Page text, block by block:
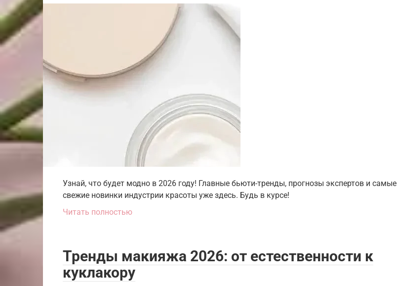
Узнай, что будет модно в 2026 году! Главные бьюти-тренды, прогнозы экспертов и самые
свежие новинки индустрии красоты уже здесь. Будь в курсе!
Читать полностью
Тренды макияжа 2026: от естественности к
куклакору